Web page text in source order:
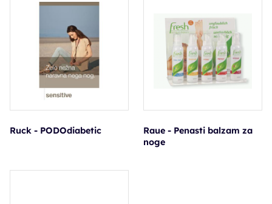
Ruck - PODOdiabetic
Raue - Penasti balzam za
noge